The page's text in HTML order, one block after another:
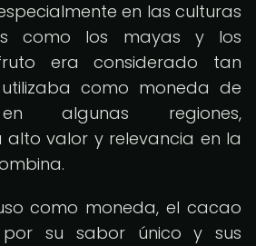
en las culturas
como los mayas y los
era considerado tan
como moneda de
algunas regiones,
valor y relevancia en la
como moneda, el cacao
su sabor único y sus